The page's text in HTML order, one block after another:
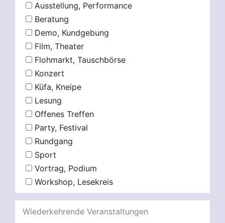
Ausstellung, Performance
Beratung
Demo, Kundgebung
Film, Theater
Flohmarkt, Tauschbörse
Konzert
Küfa, Kneipe
Lesung
Offenes Treffen
Party, Festival
Rundgang
Sport
Vortrag, Podium
Workshop, Lesekreis
Wiederkehrende Veranstaltungen